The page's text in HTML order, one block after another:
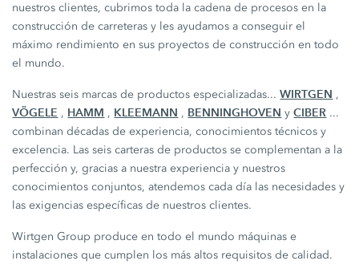
nuestros clientes, cubrimos toda la cadena de procesos en la
construcción de carreteras y les ayudamos a conseguir el
máximo rendimiento en sus proyectos de construcción en todo
el mundo.
Nuestras seis marcas de productos especializadas...WIRTGEN ,
VÖGELE , HAMM , KLEEMANN , BENNINGHOVEN yCIBER ...
combinan décadas de experiencia, conocimientos técnicos y
excelencia. Las seis carteras de productos se complementan a la
perfección y, gracias a nuestra experiencia y nuestros
conocimientos conjuntos, atendemos cada día las necesidades y
las exigencias específicas de nuestros clientes.
Wirtgen Group produce en todo el mundo máquinas e
instalaciones que cumplen los más altos requisitos de calidad.